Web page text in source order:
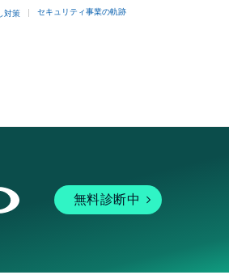
対策 セキュリティ事業の軌跡
無料診断中